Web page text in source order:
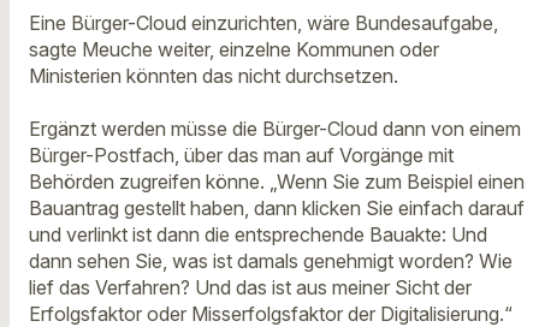
Eine Bürger-Cloud einzurichten, wäre Bundesaufgabe,
sagte Meuche weiter, einzelne Kommunen oder
Ministerien könnten das nicht durchsetzen.
Ergänzt werden müsse die Bürger-Cloud dann von einem
Bürger-Postfach, über das man auf Vorgänge mit
Behörden zugreifen könne. „Wenn Sie zum Beispiel einen
Bauantrag gestellt haben, dann klicken Sie einfach darauf
und verlinkt ist dann die entsprechende Bauakte: Und
dann sehen Sie, was ist damals genehmigt worden? Wie
lief das Verfahren? Und das ist aus meiner Sicht der
Erfolgsfaktor oder Misserfolgsfaktor der Digitalisierung.“